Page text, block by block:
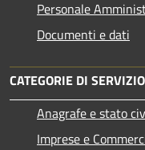
Personale
Documenti e dati
CATEGORIE DI SERVIZIO
Anagrafe e stato
Imprese e